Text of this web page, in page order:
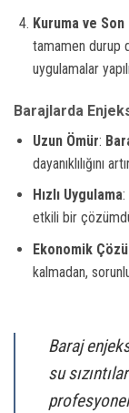
Kuruma ve
tamamen durup
uygulamalar
Barajlarda
Uzun Ömür:
dayanıklılığını
Hızlı Uygulama:
etkili bir
Ekonomik
kalmadan,
Baraj
su